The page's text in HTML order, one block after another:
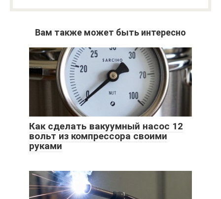
Вам также может быть интересно
Как сделать вакуумный насос 12
вольт из компрессора своими
руками